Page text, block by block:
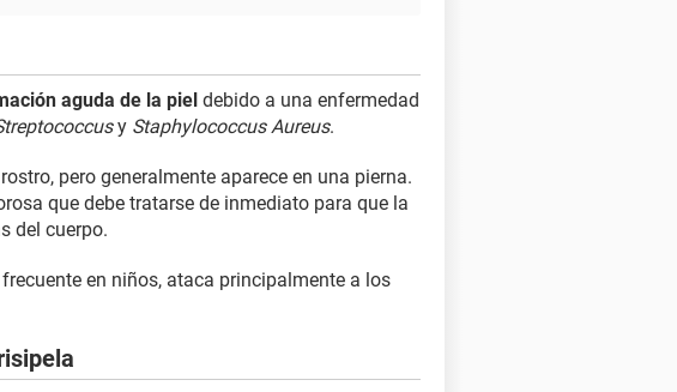
aguda de la piel debido a una enfermedad
y Staphylococcus Aureus.
pero generalmente aparece en una pierna.
que debe tratarse de inmediato para que la
del cuerpo.
en niños, ataca principalmente a los